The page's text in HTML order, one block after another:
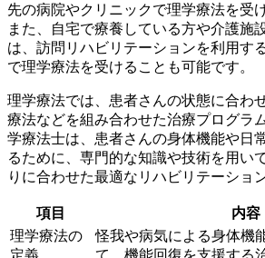
先の病院やクリニックで理学療法を受
また、自宅で療養している方や介護施
は、 訪問リハビリテーションを利用す
で理学療法を受けることも可能です。
理学療法では、患者さんの状態に合わ
療法などを組み合わせた治療プログラ
学療法士は、患者さんの身体機能や日
るために、専門的な知識や技術を用い
りに合わせた最適なリハビリテーショ
項目
内容
理学療法の
定義
怪我や病気による身体機
て、機能回復を支援する